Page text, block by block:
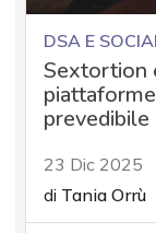
DSA E
Sextortion
prevedibile
23 Dic 2025
di Tania Orrù